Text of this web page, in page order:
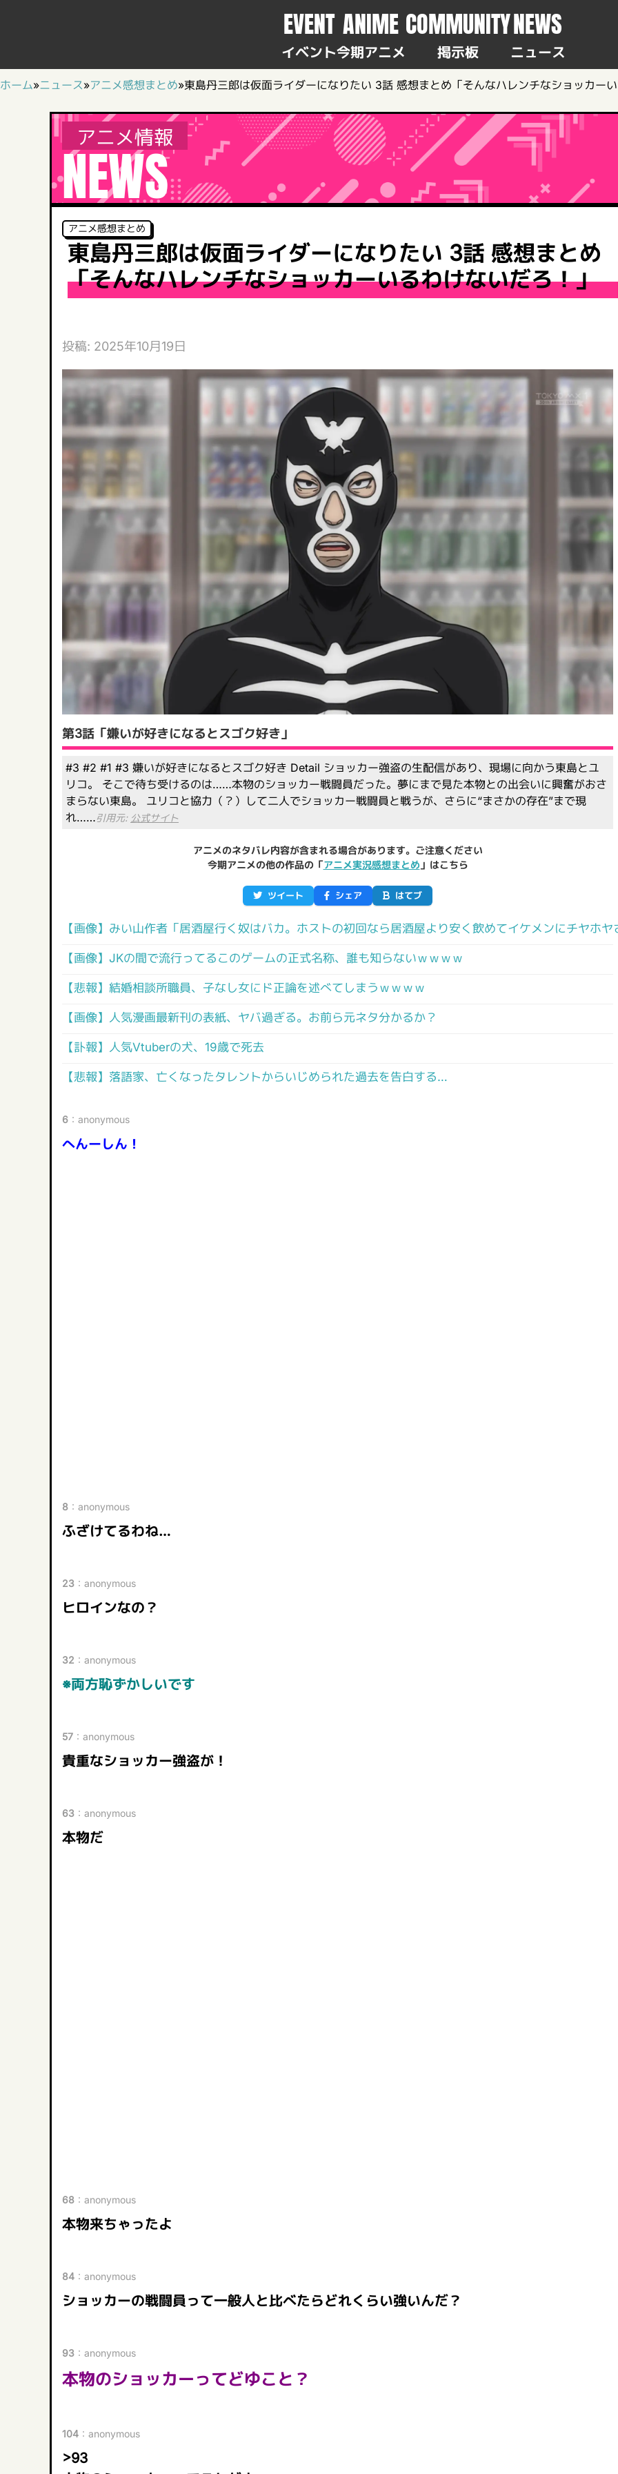
EVENT
イベント
ANIME
今期アニメ
COMMUNITY
掲示板
NEWS
ニュース
ホーム»ニュース»アニメ感想まとめ»東島丹三郎は仮面ライダーになりたい 3話 感想まとめ「そんなハレンチなショッカーい
アニメ情報
NEWS
アニメ感想まとめ
東島丹三郎は仮面ライダーになりたい 3話 感想まとめ
「そんなハレンチなショッカーいるわけないだろ！」
投稿: 2025年10月19日
第3話「嫌いが好きになるとスゴク好き」
#3 #2 #1 #3 嫌いが好きになるとスゴク好き Detail ショッカー強盗の生配信があり、現場に向かう東島とユ
リコ。 そこで待ち受けるのは……本物のショッカー戦闘員だった。夢にまで見た本物との出会いに興奮がおさ
まらない東島。 ユリコと協力（？）して二人でショッカー戦闘員と戦うが、さらに“まさかの存在”まで現
れ……引用元: 公式サイト
アニメのネタバレ内容が含まれる場合があります。ご注意ください
今期アニメの他の作品の「アニメ実況感想まとめ 」はこちら
ツイート シェア はてブ
【画像】みい山作者「居酒屋行く奴はバカ。ホストの初回なら居酒屋より安く飲めてイケメンにチヤホヤ
【画像】JKの間で流行ってるこのゲームの正式名称、誰も知らないｗｗｗｗ
【悲報】結婚相談所職員、子なし女にド正論を述べてしまうｗｗｗｗ
【画像】人気漫画最新刊の表紙、ヤバ過ぎる。お前ら元ネタ分かるか？
【訃報】人気Vtuberの犬、19歳で死去
【悲報】落語家、亡くなったタレントからいじめられた過去を告白する…
6 ： anonymous
へんーしん！
8 ： anonymous
ふざけてるわね…
23 ： anonymous
ヒロインなの？
32 ： anonymous
※両方恥ずかしいです
57 ： anonymous
貴重なショッカー強盗が！
63 ： anonymous
本物だ
68 ： anonymous
本物来ちゃったよ
84 ： anonymous
ショッカーの戦闘員って一般人と比べたらどれくらい強いんだ？
93 ： anonymous
本物のショッカーってどゆこと？
104 ： anonymous
>93